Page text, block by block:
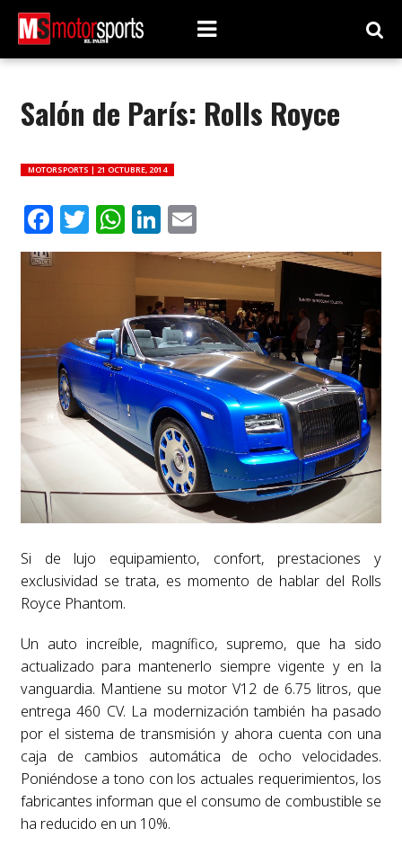
Salón de París: Rolls Royce
MOTORSPORTS | 21 OCTUBRE, 2014
Facebook
Twitter
WhatsApp
LinkedIn
Email
Si de lujo equipamiento, confort, prestaciones y
exclusividad se trata, es momento de hablar del Rolls
Royce Phantom.
Un auto increíble, magnífico, supremo, que ha sido
actualizado para mantenerlo siempre vigente y en la
vanguardia. Mantiene su motor V12 de 6.75 litros, que
entrega 460 CV. La modernización también ha pasado
por el sistema de transmisión y ahora cuenta con una
caja de cambios automática de ocho velocidades.
Poniéndose a tono con los actuales requerimientos, los
fabricantes informan que el consumo de combustible se
ha reducido en un 10%.